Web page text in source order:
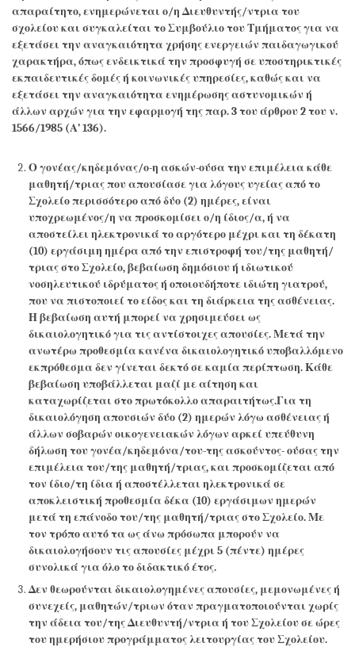
απαραίτητο, ενημερώνεται ο/η Διευθυντής/ντρια του
σχολείου και συγκαλείται το Συμβούλιο του Τμήματος για να
εξετάσει την αναγκαιότητα χρήσης ενεργειών παιδαγωγικού
χαρακτήρα, όπως ενδεικτικά την προσφυγή σε υποστηρικτικές
εκπαιδευτικές δομές ή κοινωνικές υπηρεσίες, καθώς και να
εξετάσει την αναγκαιότητα ενημέρωσης αστυνομικών ή
άλλων αρχών για την εφαρμογή της παρ. 3 του άρθρου 2 του ν.
1566/1985 (Α’ 136).
Ο γονέας/κηδεμόνας/ο-η ασκών-ούσα την επιμέλεια κάθε
μαθητή/τριας που απουσίασε για λόγους υγείας από το
Σχολείο περισσότερο από δύο (2) ημέρες, είναι
υποχρεωμένος/η να προσκομίσει ο/η ίδιος/α, ή να
αποστείλει ηλεκτρονικά το αργότερο μέχρι και τη δέκατη
(10) εργάσιμη ημέρα από την επιστροφή του/της μαθητή/
τριας στο Σχολείο, βεβαίωση δημόσιου ή ιδιωτικού
νοσηλευτικού ιδρύματος ή οποιουδήποτε ιδιώτη γιατρού,
που να πιστοποιεί το είδος και τη διάρκεια της ασθένειας.
Η βεβαίωση αυτή μπορεί να χρησιμεύσει ως
δικαιολογητικό για τις αντίστοιχες απουσίες. Μετά την
ανωτέρω προθεσμία κανένα δικαιολογητικό υποβαλλόμενο
εκπρόθεσμα δεν γίνεται δεκτό σε καμία περίπτωση. Κάθε
βεβαίωση υποβάλλεται μαζί με αίτηση και
καταχωρίζεται στο πρωτόκολλο απαραιτήτως.Για τη
δικαιολόγηση απουσιών δύο (2) ημερών λόγω ασθένειας ή
άλλων σοβαρών οικογενειακών λόγων αρκεί υπεύθυνη
δήλωση του γονέα/κηδεμόνα/του-της ασκούντος- ούσας την
επιμέλεια του/της μαθητή/τριας, και προσκομίζεται από
τον ίδιο/τη ίδια ή αποστέλλεται ηλεκτρονικά σε
αποκλειστική προθεσμία δέκα (10) εργάσιμων ημερών
μετά τη επάνοδο του/της μαθητή/τριας στο Σχολείο. Με
τον τρόπο αυτό τα ως άνω πρόσωπα μπορούν να
δικαιολογήσουν τις απουσίες μέχρι 5 (πέντε) ημέρες
συνολικά για όλο το διδακτικό έτος.
Δεν θεωρούνται δικαιολογημένες απουσίες, μεμονωμένες ή
συνεχείς, μαθητών/τριων όταν πραγματοποιούνται χωρίς
την άδεια του/της Διευθυντή/ντρια ή του Σχολείου σε ώρες
του ημερήσιου προγράμματος λειτουργίας του Σχολείου.